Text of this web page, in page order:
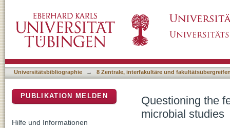
Universitätsbibliographie → 8 Zentrale, interfakultäre und
Questioning the
microbial studies
PUBLIKATION MELDEN
Hilfe und Informationen